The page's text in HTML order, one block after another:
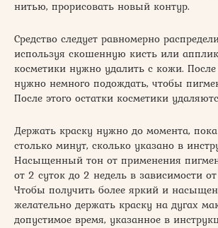
нитью, прорисовать новый контур.
Средство следует равномерно
используя скошенную кисть или
косметики нужно удалить с кожи.
нужно немного подождать, чтобы
После этого остатки косметики
Держать краску нужно до момента,
столько минут, сколько указано в
Насыщенный тон от применения
от 2 суток до 2 недель в зависимости
Чтобы получить более яркий и
желательно держать краску на дугах
допустимое время, указанное в